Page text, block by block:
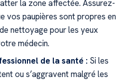
la zone affectée. Assurez-
vos paupières sont propres en
nettoyage pour les yeux
médecin.
de la santé : Si les
ou s’aggravent malgré les